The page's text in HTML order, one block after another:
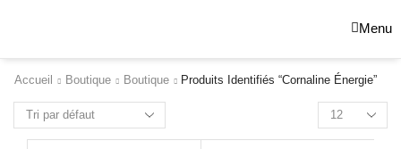
Menu
Accueil Boutique Boutique Produits Identifiés “cornaline Énergie”